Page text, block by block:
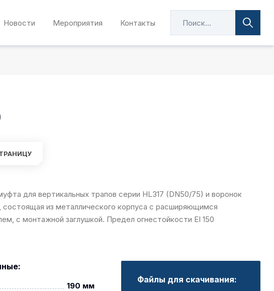
Новости Мероприятия Контакты
для вертикальных трапов серии HL317 (DN50/75) и воронок
состоящая из металлического корпуса с расширяющимся
с монтажной заглушкой. Предел огнестойкости EI 150
190 мм
Файлы для скачивания: